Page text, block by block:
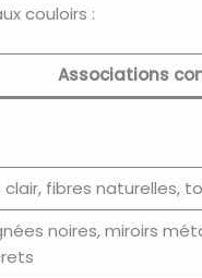
couloirs :
Associations
clair, fibres naturelles,
noires, miroirs